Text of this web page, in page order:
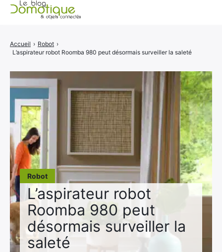
Robot
L’aspirateur robot
Roomba 980 peut
désormais surveiller la
saleté
Accueil › Robot ›
L’aspirateur robot Roomba 980 peut désormais surveiller la saleté
Catégories
A propos
CONTACT